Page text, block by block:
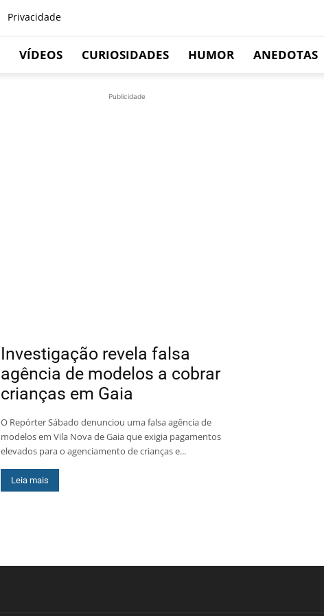
Privacidade
VÍDEOS CURIOSIDADES HUMOR ANEDOTAS
Publicidade
Investigação revela falsa
agência de modelos a cobrar
crianças em Gaia
O Repórter Sábado denunciou uma falsa agência de
modelos em Vila Nova de Gaia que exigia pagamentos
elevados para o agenciamento de crianças e...
Leia mais